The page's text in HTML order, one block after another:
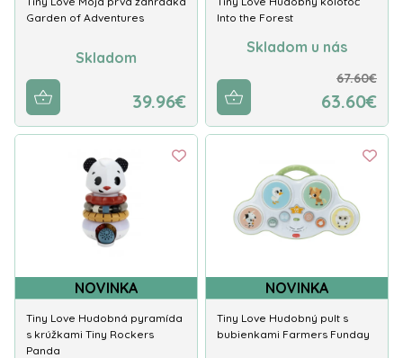
Garden of Adventures
Skladom
39.96€
Into the Forest
Skladom u nás
67.60€
63.60€
NOVINKA
Tiny Love Hudobná pyramída
s krúžkami Tiny Rockers
Panda
NOVINKA
Tiny Love Hudobný pult s
bubienkami Farmers Funday